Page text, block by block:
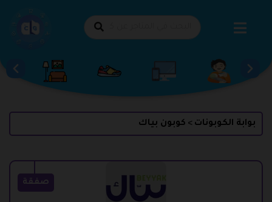
بوابة الكوبونات > كوبون بياك
صفقة